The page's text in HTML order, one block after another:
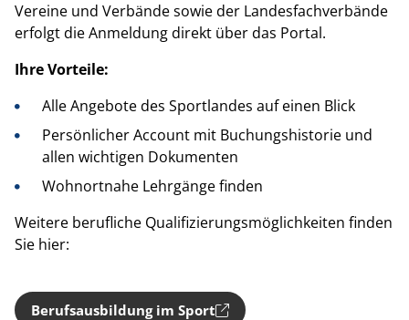
Vereine und Verbände sowie der Landesfachverbände
erfolgt die Anmeldung direkt über das Portal.
Ihre Vorteile:
Alle Angebote des Sportlandes auf einen Blick
Persönlicher Account mit Buchungshistorie und
allen wichtigen Dokumenten
Wohnortnahe Lehrgänge finden
Weitere berufliche Qualifizierungsmöglichkeiten finden
Sie hier:
Berufsausbildung im Sport